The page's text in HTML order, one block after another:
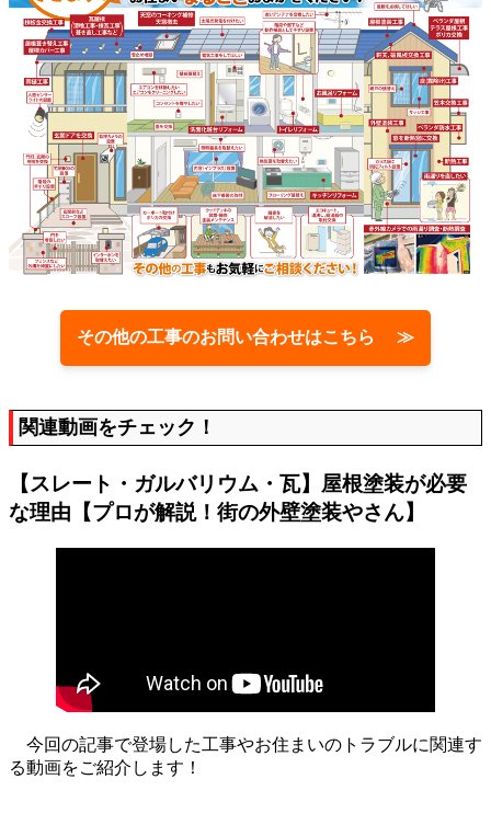
その他の工事のお問い合わせはこちら ≫
関連動画をチェック！
【スレート・ガルバリウム・瓦】屋根塗装が必要
な理由【プロが解説！街の外壁塗装やさん】
今回の記事で登場した工事やお住まいのトラブルに関連す
る動画をご紹介します！